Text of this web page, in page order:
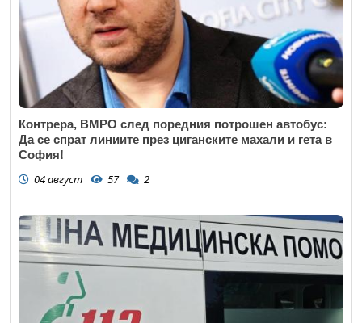
Контрера, ВМРО след поредния потрошен автобус:
Да се спрат линиите през циганските махали и гета в
София!
04 август 57 2